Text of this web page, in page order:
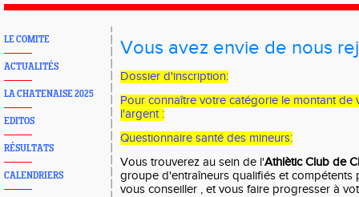
LE COMITE
ACTUALITÉS
LA CHATENAISE 2025
EDITOS
RÉSULTATS
CALENDRIERS
Vous avez envie de nous
Dossier d'inscription:
Pour connaître votre catégorie le montant de
l'argent :
Questionnaire santé des mineurs:
Vous trouverez au sein de l'Athlètic Club de
groupe d'entraîneurs qualifiés et compétents
vous conseiller , et vous faire progresser à